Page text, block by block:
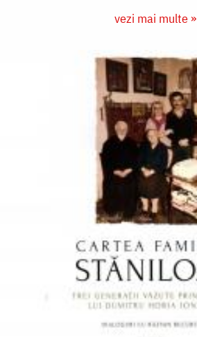
vezi mai multe »